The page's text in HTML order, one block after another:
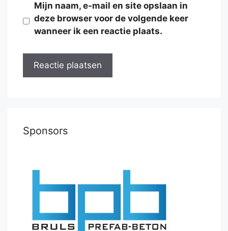
Mijn naam, e-mail en site opslaan in
deze browser voor de volgende keer
wanneer ik een reactie plaats.
Sponsors